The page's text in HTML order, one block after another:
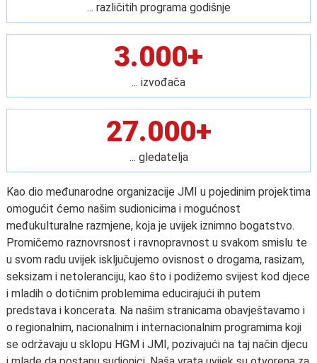
... različitih programa godišnje
3.000+
... izvođača
27.000+
... gledatelja
Kao dio međunarodne organizacije JMI u pojedinim projektima
omogućit ćemo našim sudionicima i mogućnost
međukulturalne razmjene, koja je uvijek iznimno bogatstvo.
Promičemo raznovrsnost i ravnopravnost u svakom smislu te
u svom radu uvijek isključujemo ovisnost o drogama, rasizam,
seksizam i netoleranciju, kao što i podižemo svijest kod djece
i mladih o dotičnim problemima educirajući ih putem
predstava i koncerata. Na našim stranicama obavještavamo i
o regionalnim, nacionalnim i internacionalnim programima koji
se održavaju u sklopu HGM i JMI, pozivajući na taj način djecu